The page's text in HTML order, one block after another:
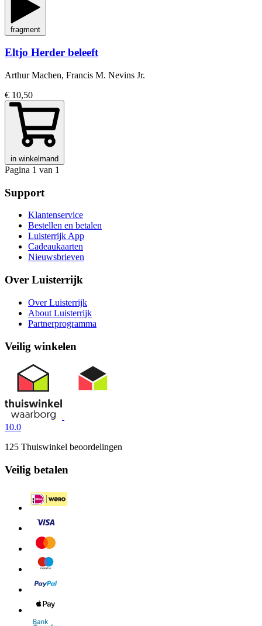
fragment
Eltjo Herder beleeft
Arthur Machen, Francis M. Nevins Jr.
€ 10,50
in winkelmand
Pagina 1 van 1
Support
Klantenservice
Bestellen en betalen
Luisterrijk App
Cadeaukaarten
Nieuwsbrieven
Over Luisterrijk
Over Luisterrijk
About Luisterrijk
Partnerprogramma
Veilig winkelen
10.0
125 Thuiswinkel beoordelingen
Veilig betalen